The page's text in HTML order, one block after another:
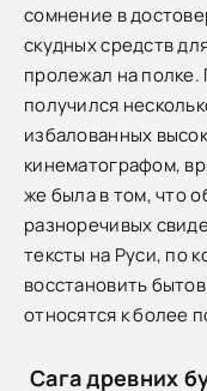
сомнение в
скудных средств
пролежал на
получился
избалованных
кинематографом,
же была в том, что
разноречивых
тексты на Руси, по
восстановить
относятся к более
Сага древних